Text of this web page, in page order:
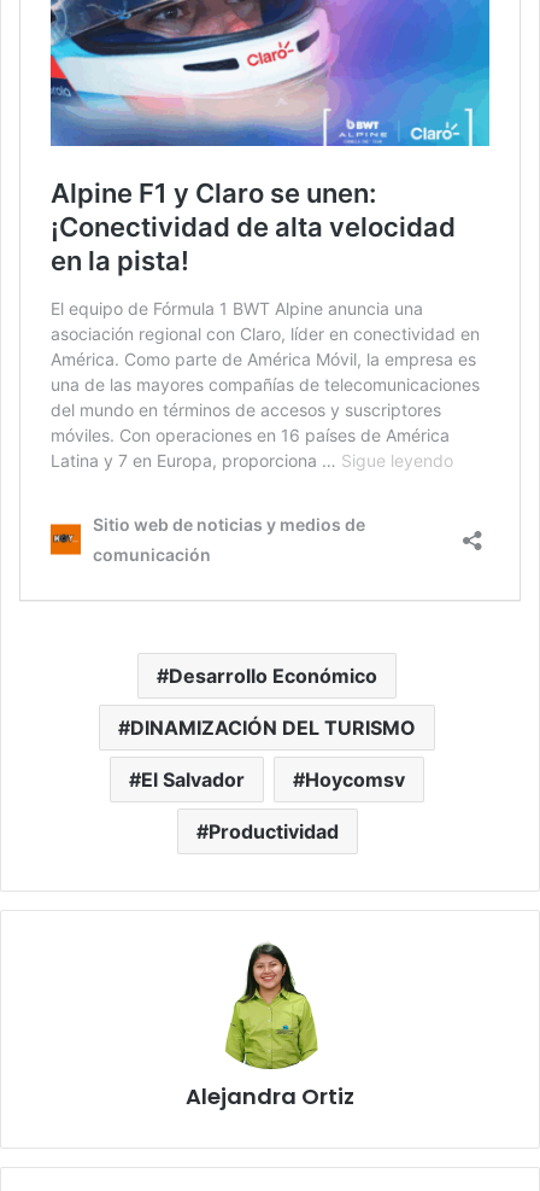
Desarrollo Económico
DINAMIZACIÓN DEL TURISMO
El Salvador Hoycomsv
Productividad
Alejandra Ortiz